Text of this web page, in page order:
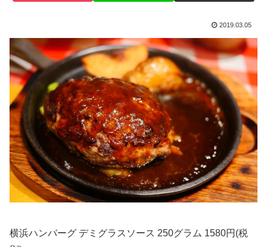
2019.03.05
横浜ハンバーグ デミグラスソース 250グラム 1580円(税